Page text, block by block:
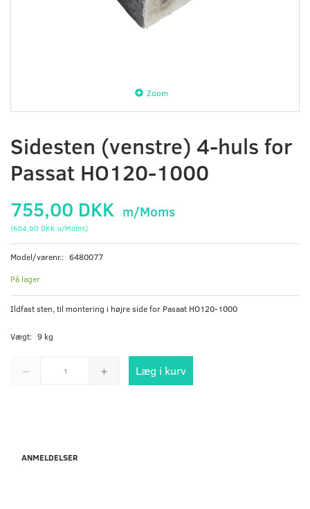
Zoom
Sidesten (venstre) 4-huls for
Passat HO120-1000
755,00 DKK m/Moms
(604,00 DKK u/Moms)
Model/varenr.: 6480077
På lager
Ildfast sten, til montering i højre side for Pasaat HO120-1000
Vægt: 9 kg
Læg i kurv
ANMELDELSER